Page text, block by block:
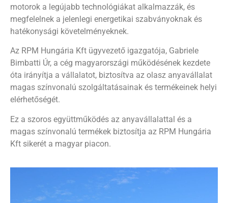
motorok a legújabb technológiákat alkalmazzák, és
megfelelnek a jelenlegi energetikai szabványoknak és
hatékonysági követelményeknek.
Az RPM Hungária Kft ügyvezető igazgatója, Gabriele
Bimbatti Úr, a cég magyarországi működésének kezdete
óta irányítja a vállalatot, biztosítva az olasz anyavállalat
magas színvonalú szolgáltatásainak és termékeinek helyi
elérhetőségét.
Ez a szoros együttműködés az anyavállalattal és a
magas színvonalú termékek biztosítja az RPM Hungária
Kft sikerét a magyar piacon.